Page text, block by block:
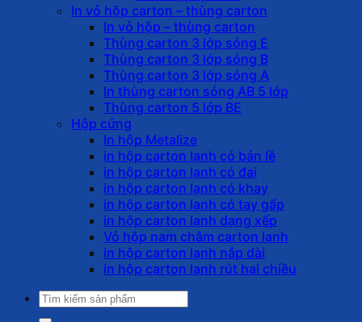
In vỏ hộp carton – thùng carton
In vỏ hộp – thùng carton
Thùng carton 3 lớp sóng E
Thùng carton 3 lớp sóng B
Thùng carton 3 lớp sóng A
In thùng carton sóng AB 5 lớp
Thùng carton 5 lớp BE
Hộp cứng
In hộp Metalize
in hộp carton lạnh có bản lề
in hộp carton lạnh có đai
in hộp carton lạnh có khay
in hộp carton lạnh có tay gấp
in hộp carton lạnh dạng xếp
Vỏ hộp nam châm carton lạnh
in hộp carton lạnh nắp dài
in hộp carton lạnh rút hai chiều
Tìm
kiếm: